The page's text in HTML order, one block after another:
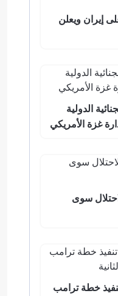
إيران ويعلن
الدولية
غزة الأمريكي
سوى
خطة ترامب